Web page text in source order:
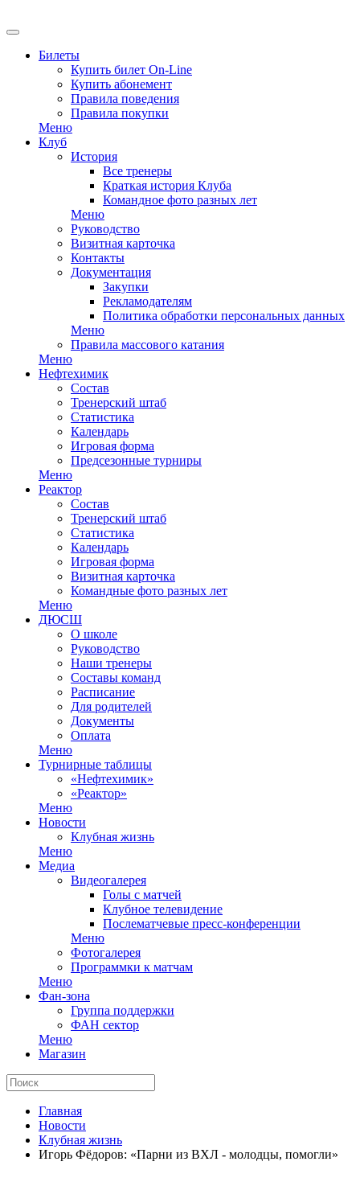
Билеты
Купить билет On-Line
Купить абонемент
Правила поведения
Правила покупки
Меню
Клуб
История
Все тренеры
Краткая история Клуба
Командное фото разных лет
Меню
Руководство
Визитная карточка
Контакты
Документация
Закупки
Рекламодателям
Политика обработки персональных данных
Меню
Правила массового катания
Меню
Нефтехимик
Состав
Тренерский штаб
Статистика
Календарь
Игровая форма
Предсезонные турниры
Меню
Реактор
Состав
Тренерский штаб
Статистика
Календарь
Игровая форма
Визитная карточка
Командные фото разных лет
Меню
ДЮСШ
О школе
Руководство
Наши тренеры
Составы команд
Расписание
Для родителей
Документы
Оплата
Меню
Турнирные таблицы
«Нефтехимик»
«Реактор»
Меню
Новости
Клубная жизнь
Меню
Медиа
Видеогалерея
Голы с матчей
Клубное телевидение
Послематчевые пресс-конференции
Меню
Фотогалерея
Программки к матчам
Меню
Фан-зона
Группа поддержки
ФАН сектор
Меню
Магазин
Главная
Новости
Клубная жизнь
Игорь Фёдоров: «Парни из ВХЛ - молодцы, помогли»